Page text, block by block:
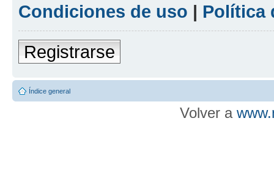
Condiciones de uso | Política
Registrarse
Índice general
Volver a